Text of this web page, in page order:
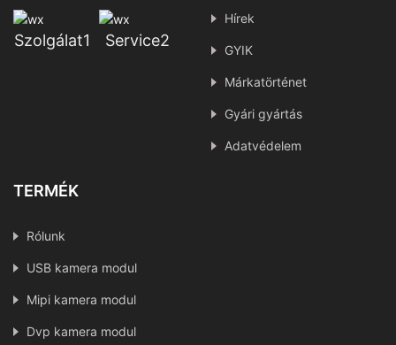
Szolgálat1 Service2
Hírek
GYIK
Márkatörténet
Gyári gyártás
Adatvédelem
TERMÉK
Rólunk
USB kamera modul
Mipi kamera modul
Dvp kamera modul